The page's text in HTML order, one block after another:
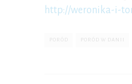
http://weronika-i-
PORÓD W DANII